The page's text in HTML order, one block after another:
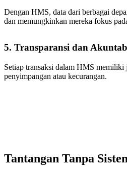
Dengan HMS, data dari berbagai
dan memungkinkan mereka fokus
5. Transparansi dan
Setiap transaksi dalam HMS
penyimpangan atau kecurangan.
Tantangan Tanpa